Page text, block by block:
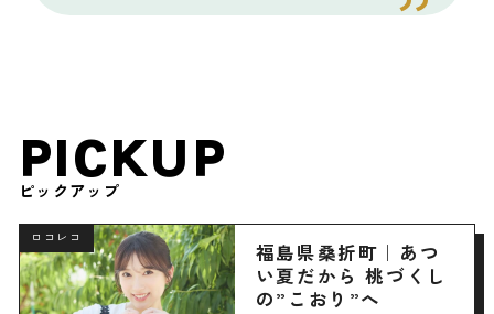
PICKUP
ピックアップ
ロコレコ
福島県桑折町｜あつ
い夏だから 桃づくし
の”こおり”へ